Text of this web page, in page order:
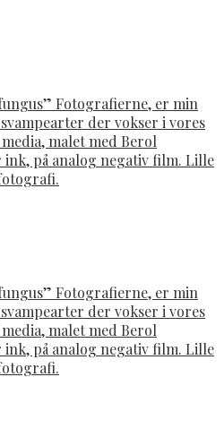
Fotografierne, er min
der vokser i vores
malet med Berol
på analog negativ film. Lille
Fotografierne, er min
der vokser i vores
malet med Berol
på analog negativ film. Lille